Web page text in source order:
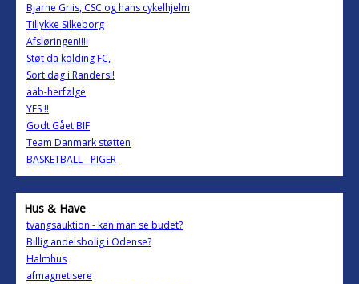
Bjarne Griis, CSC og hans cykelhjelm
Tillykke Silkeborg
Afsløringen!!!!
Støt da kolding FC,
Sort dag i Randers!!
aab-herfølge
YES !!
Godt Gået BIF
Team Danmark støtten
BASKETBALL - PIGER
Hus & Have
tvangsauktion - kan man se budet?
Billig andelsbolig i Odense?
Halmhus
afmagnetisere